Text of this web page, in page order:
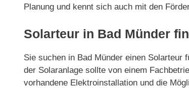
Planung und kennt sich auch mit den
Solarteur in Bad Münder
Sie suchen in Bad Münder einen Solarteur
der Solaranlage sollte von einem
vorhandene Elektroinstallation und die